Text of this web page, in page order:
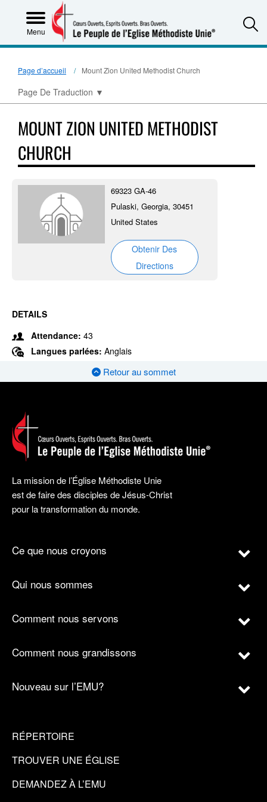
Menu
Page d’accueil Mount Zion United Methodist Church
Page De Traduction ▼
MOUNT ZION UNITED METHODIST
CHURCH
69323 GA-46
Pulaski, Georgia, 30451
United States
Obtenir Des
Directions
DETAILS
Attendance: 43
Langues parlées: Anglais
Retour au sommet
La mission de l’Église Méthodiste Unie
est de faire des disciples de Jésus-Christ
pour la transformation du monde.
Ce que nous croyons
Qui nous sommes
Comment nous servons
Comment nous grandissons
Nouveau sur l’EMU?
RÉPERTOIRE
TROUVER UNE ÉGLISE
DEMANDEZ À L’EMU